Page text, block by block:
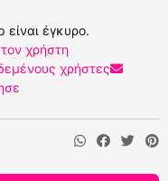
έγκυρο.
χρήστη
χρήστες